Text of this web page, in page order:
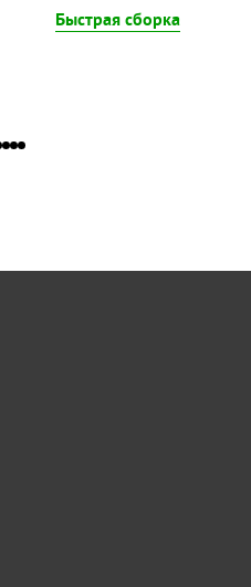
Быстрая сборка